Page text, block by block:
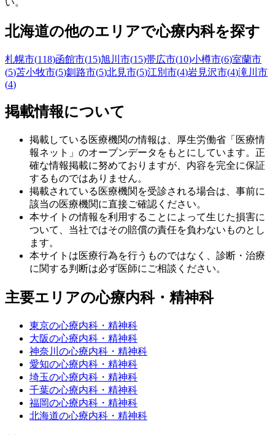
北海道の他のエリアで心療内科を探す
札幌市(118)函館市(15)旭川市(15)帯広市(10)小樽市(6)室蘭市
(5)苫小牧市(5)釧路市(5)北見市(5)江別市(4)岩見沢市(4)滝川市
(4)
掲載情報について
掲載している医療機関の情報は、厚生労働省「医療情
報ネット」のオープンデータをもとにしています。正
確な情報掲載に努めておりますが、内容を完全に保証
するものではありません。
掲載されている医療機関を受診される場合は、事前に
該当の医療機関に直接ご確認ください。
本サイトの情報を利用することによって生じた損害に
ついて、当社ではその賠償の責任を負わないものとし
ます。
本サイトは医療行為を行うものではなく、診断・治療
に関する判断は必ず医師にご相談ください。
主要エリアの心療内科・精神科
東京の心療内科・精神科
大阪の心療内科・精神科
神奈川の心療内科・精神科
愛知の心療内科・精神科
埼玉の心療内科・精神科
千葉の心療内科・精神科
福岡の心療内科・精神科
北海道の心療内科・精神科